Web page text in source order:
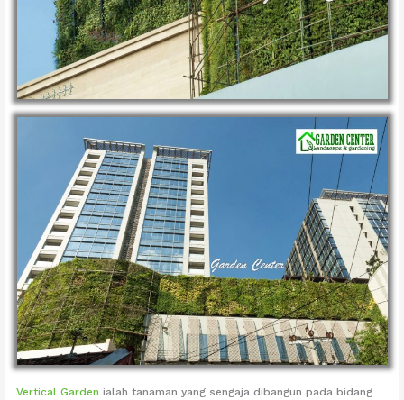
Vertical Garden ialah tanaman yang sengaja dibangun pada bidang